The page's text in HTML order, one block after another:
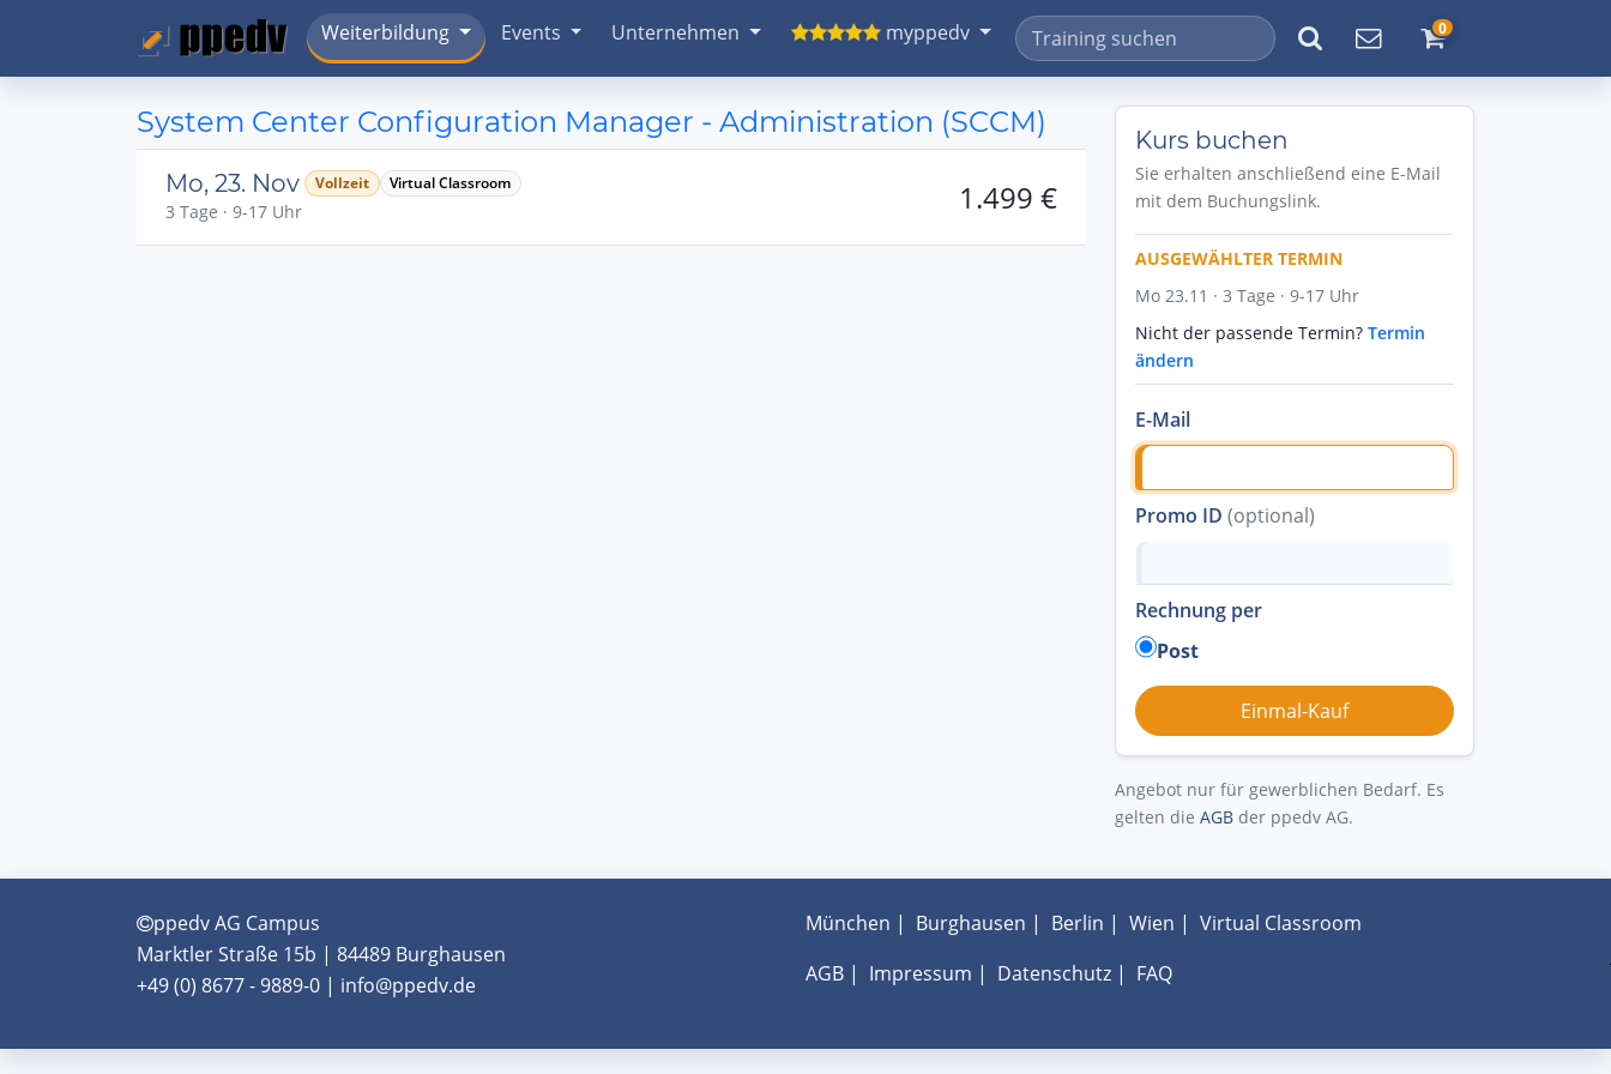
Weiterbildung Events Unternehmen myppedv 0
System Center Configuration Manager - Administration (SCCM)
Mo, 23. Nov Vollzeit Virtual Classroom
3 Tage · 9-17 Uhr 1.499 €
Kurs buchen
Sie erhalten anschließend eine E-Mail
mit dem Buchungslink.
AUSGEWÄHLTER TERMIN
Mo 23.11 · 3 Tage · 9-17 Uhr
Nicht der passende Termin? Termin
ändern
E-Mail
Promo ID (optional)
Rechnung per
Post
Angebot nur für gewerblichen Bedarf. Es
gelten die AGB der ppedv AG.
ppedv AG Campus
Marktler Straße 15b | 84489 Burghausen
+49 (0) 8677 - 9889-0 | info@ppedv.de
München | Burghausen | Berlin | Wien | Virtual Classroom
AGB| Impressum | Datenschutz| FAQ